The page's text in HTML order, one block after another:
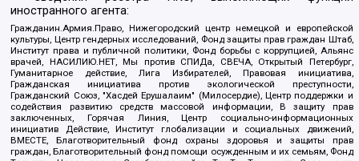
иностранного агента:
Гражданин.Армия.Право, Нижегородский центр немецкой и европейской
культуры, Центр гендерных исследований, Фонд защиты прав граждан Штаб,
Институт права и публичной политики, Фонд борьбы с коррупцией, Альянс
врачей, НАСИЛИЮ.НЕТ, Мы против СПИДа, СВЕЧА, Открытый Петербург,
Гуманитарное действие, Лига Избирателей, Правовая инициатива,
Гражданская инициатива против экологической преступности,
Гражданский Союз, "Хасдей Ерушалаим" (Милосердие), Центр поддержки и
содействия развитию средств массовой информации, В защиту прав
заключенных, Горячая Линия, Центр социально-информационных
инициатив Действие, Институт глобализации и социальных движений,
ВМЕСТЕ, Благотворительный фонд охраны здоровья и защиты прав
граждан, Благотворительный фонд помощи осужденным и их семьям, Фонд